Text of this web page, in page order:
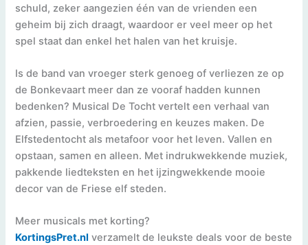
schuld, zeker aangezien één van de vrienden een
geheim bij zich draagt, waardoor er veel meer op het
spel staat dan enkel het halen van het kruisje.
Is de band van vroeger sterk genoeg of verliezen ze op
de Bonkevaart meer dan ze vooraf hadden kunnen
bedenken? Musical De Tocht vertelt een verhaal van
afzien, passie, verbroedering en keuzes maken. De
Elfstedentocht als metafoor voor het leven. Vallen en
opstaan, samen en alleen. Met indrukwekkende muziek,
pakkende liedteksten en het ijzingwekkende mooie
decor van de Friese elf steden.
Meer musicals met korting?
KortingsPret.nl verzamelt de leukste deals voor de beste